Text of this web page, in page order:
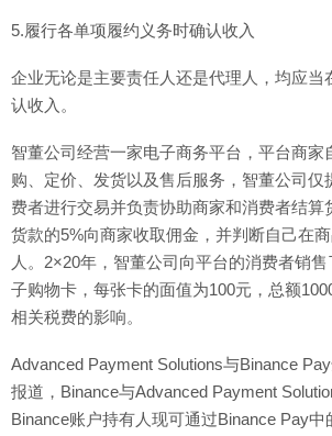
5.履行各单项履约义务时确认收入
企业无论是主要责任人还是代理人，均应当
认收入。
智董公司经营一家电子商务平台，平台商家
购、定价、发货以及售后服务，智董公司仅
费者进行交易并负责协助商家和消费者结算
货款的5%向商家收取佣金，并判断自己在
人。2×20年，智董公司向平台的消费者销
子购物卡，每张卡的面值为100元，总额
相关税费的影响。
Advanced Payment Solutions与Binance
报道，Binance与Advanced Payment
Binance账户持有人现可通过Binance Pay中